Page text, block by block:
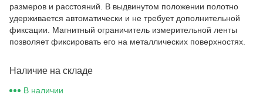
размеров и расстояний. В выдвинутом положении полотно
удерживается автоматически и не требует дополнительной
фиксации. Магнитный ограничитель измерительной ленты
позволяет фиксировать его на металлических поверхностях.
Наличие на складе
В наличии